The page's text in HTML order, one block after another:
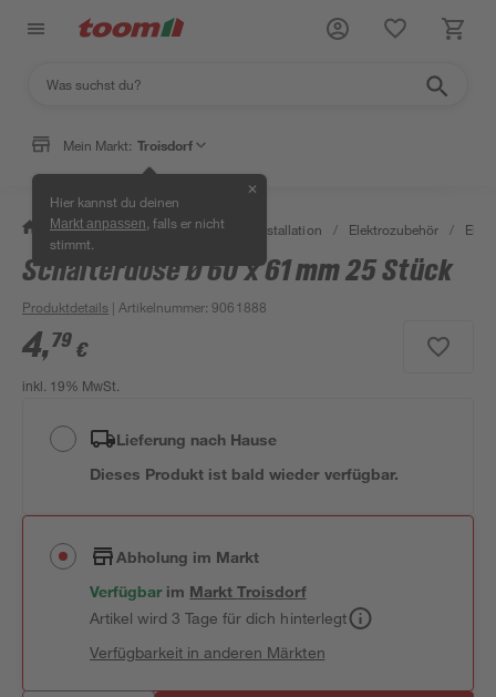
Mein Markt: Troisdorf
Hier kannst du deinen
Markt anpassen , falls er nicht
stimmt.
✕
/ Bauen & Renovieren / Elektroinstallation / Elektrozubehör /
Schalterdose Ø 60 x 61 mm 25 Stück
Produktdetails | Artikelnummer:9061888
4,79 €
inkl. 19% MwSt.
Lieferung nach Hause
Dieses Produkt ist bald wieder verfügbar.
Abholung im Markt
Verfügbar im MarktTroisdorf
Artikel wird 3 Tage für dich hinterlegt
Verfügbarkeit in anderen Märkten